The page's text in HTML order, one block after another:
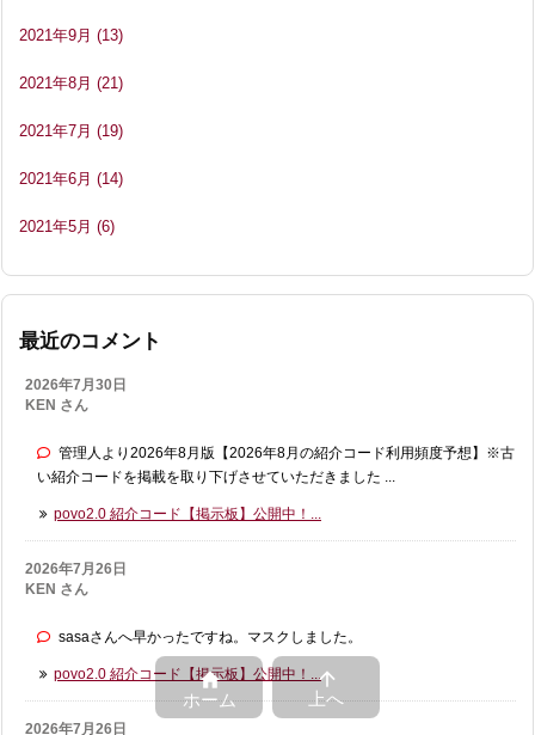
2021年9月 (13)
2021年8月 (21)
2021年7月 (19)
2021年6月 (14)
2021年5月 (6)
最近のコメント
2026年7月30日
KEN さん
管理人より2026年8月版【2026年8月の紹介コード利用頻度予想】※古
い紹介コードを掲載を取り下げさせていただきました ...
povo2.0 紹介コード【掲示板】公開中！...
2026年7月26日
KEN さん
sasaさんへ早かったですね。マスクしました。
povo2.0 紹介コード【掲示板】公開中！...
2026年7月26日

ホーム

上へ